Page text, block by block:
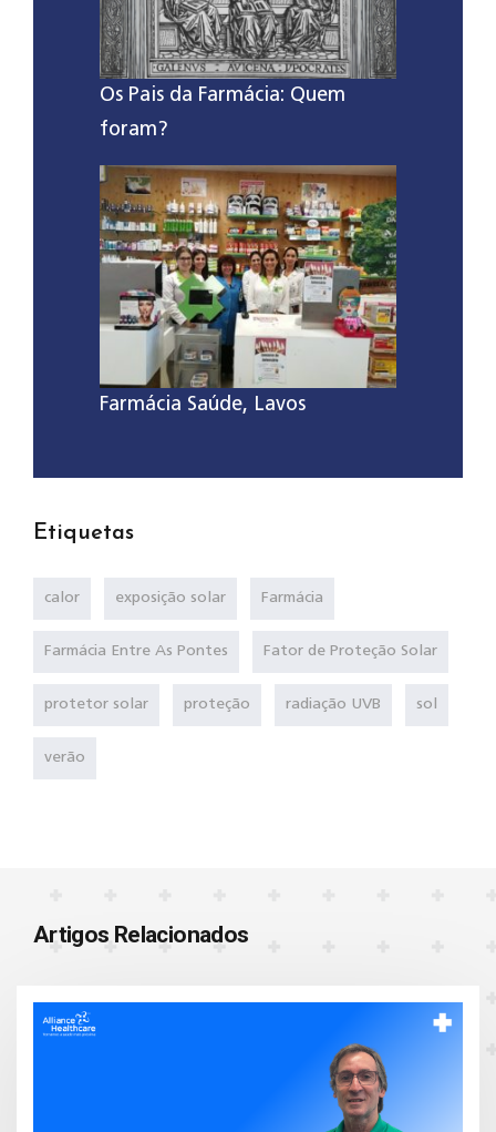
Os Pais da Farmácia: Quem
foram?
Farmácia Saúde, Lavos
Etiquetas
calor exposição solar Farmácia
Farmácia Entre As Pontes Fator de Proteção Solar
protetor solar proteção radiação UVB sol
verão
Artigos Relacionados